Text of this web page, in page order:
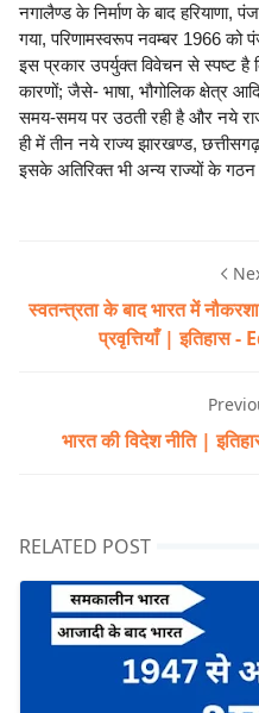
नगालैण्ड के निर्माण के बाद हरियाणा,
गया, परिणामस्वरूप नवम्बर 1966 को
इस प्रकार उपर्युक्त विवेचन से स्पष्ट है
कारणों; जैसे- भाषा, भौगोलिक क्षेत्र
समय-समय पर उठती रही है और नये
ही में तीन नये राज्य झारखण्ड,
इसके अतिरिक्त भी अन्य राज्यों के
स्वतन्त्रता के बाद भारत में
प्रवृत्तियाँ |
भारत की विदेश नीति |
RELATED POST